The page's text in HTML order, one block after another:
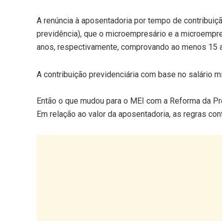
A renúncia à aposentadoria por tempo de
previdência), que o microempresário e a
anos, respectivamente, comprovando ao menos 15
A contribuição previdenciária com base no salário
Então o que mudou para o MEI com a Reforma da
Em relação ao valor da aposentadoria, as regras